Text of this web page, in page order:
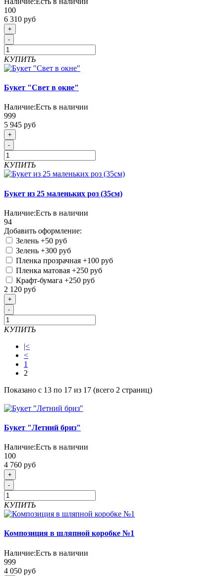
100
6 310 руб
+
-
КУПИТЬ
Букет "Свет в окне"
Наличие:Есть в наличии
999
5 945 руб
+
-
КУПИТЬ
Букет из 25 маленьких роз (35см)
Наличие:Есть в наличии
94
Добавить оформление:
Зелень +50 руб
Зелень +300 руб
Пленка прозрачная +100 руб
Пленка матовая +250 руб
Крафт-бумага +250 руб
2 120 руб
+
-
КУПИТЬ
|<
<
1
2
Показано с 13 по 17 из 17 (всего 2 страниц)
Букет "Летний бриз"
Наличие:Есть в наличии
100
4 760 руб
+
-
КУПИТЬ
Композиция в шляпной коробке №1
Наличие:Есть в наличии
999
4 050 руб